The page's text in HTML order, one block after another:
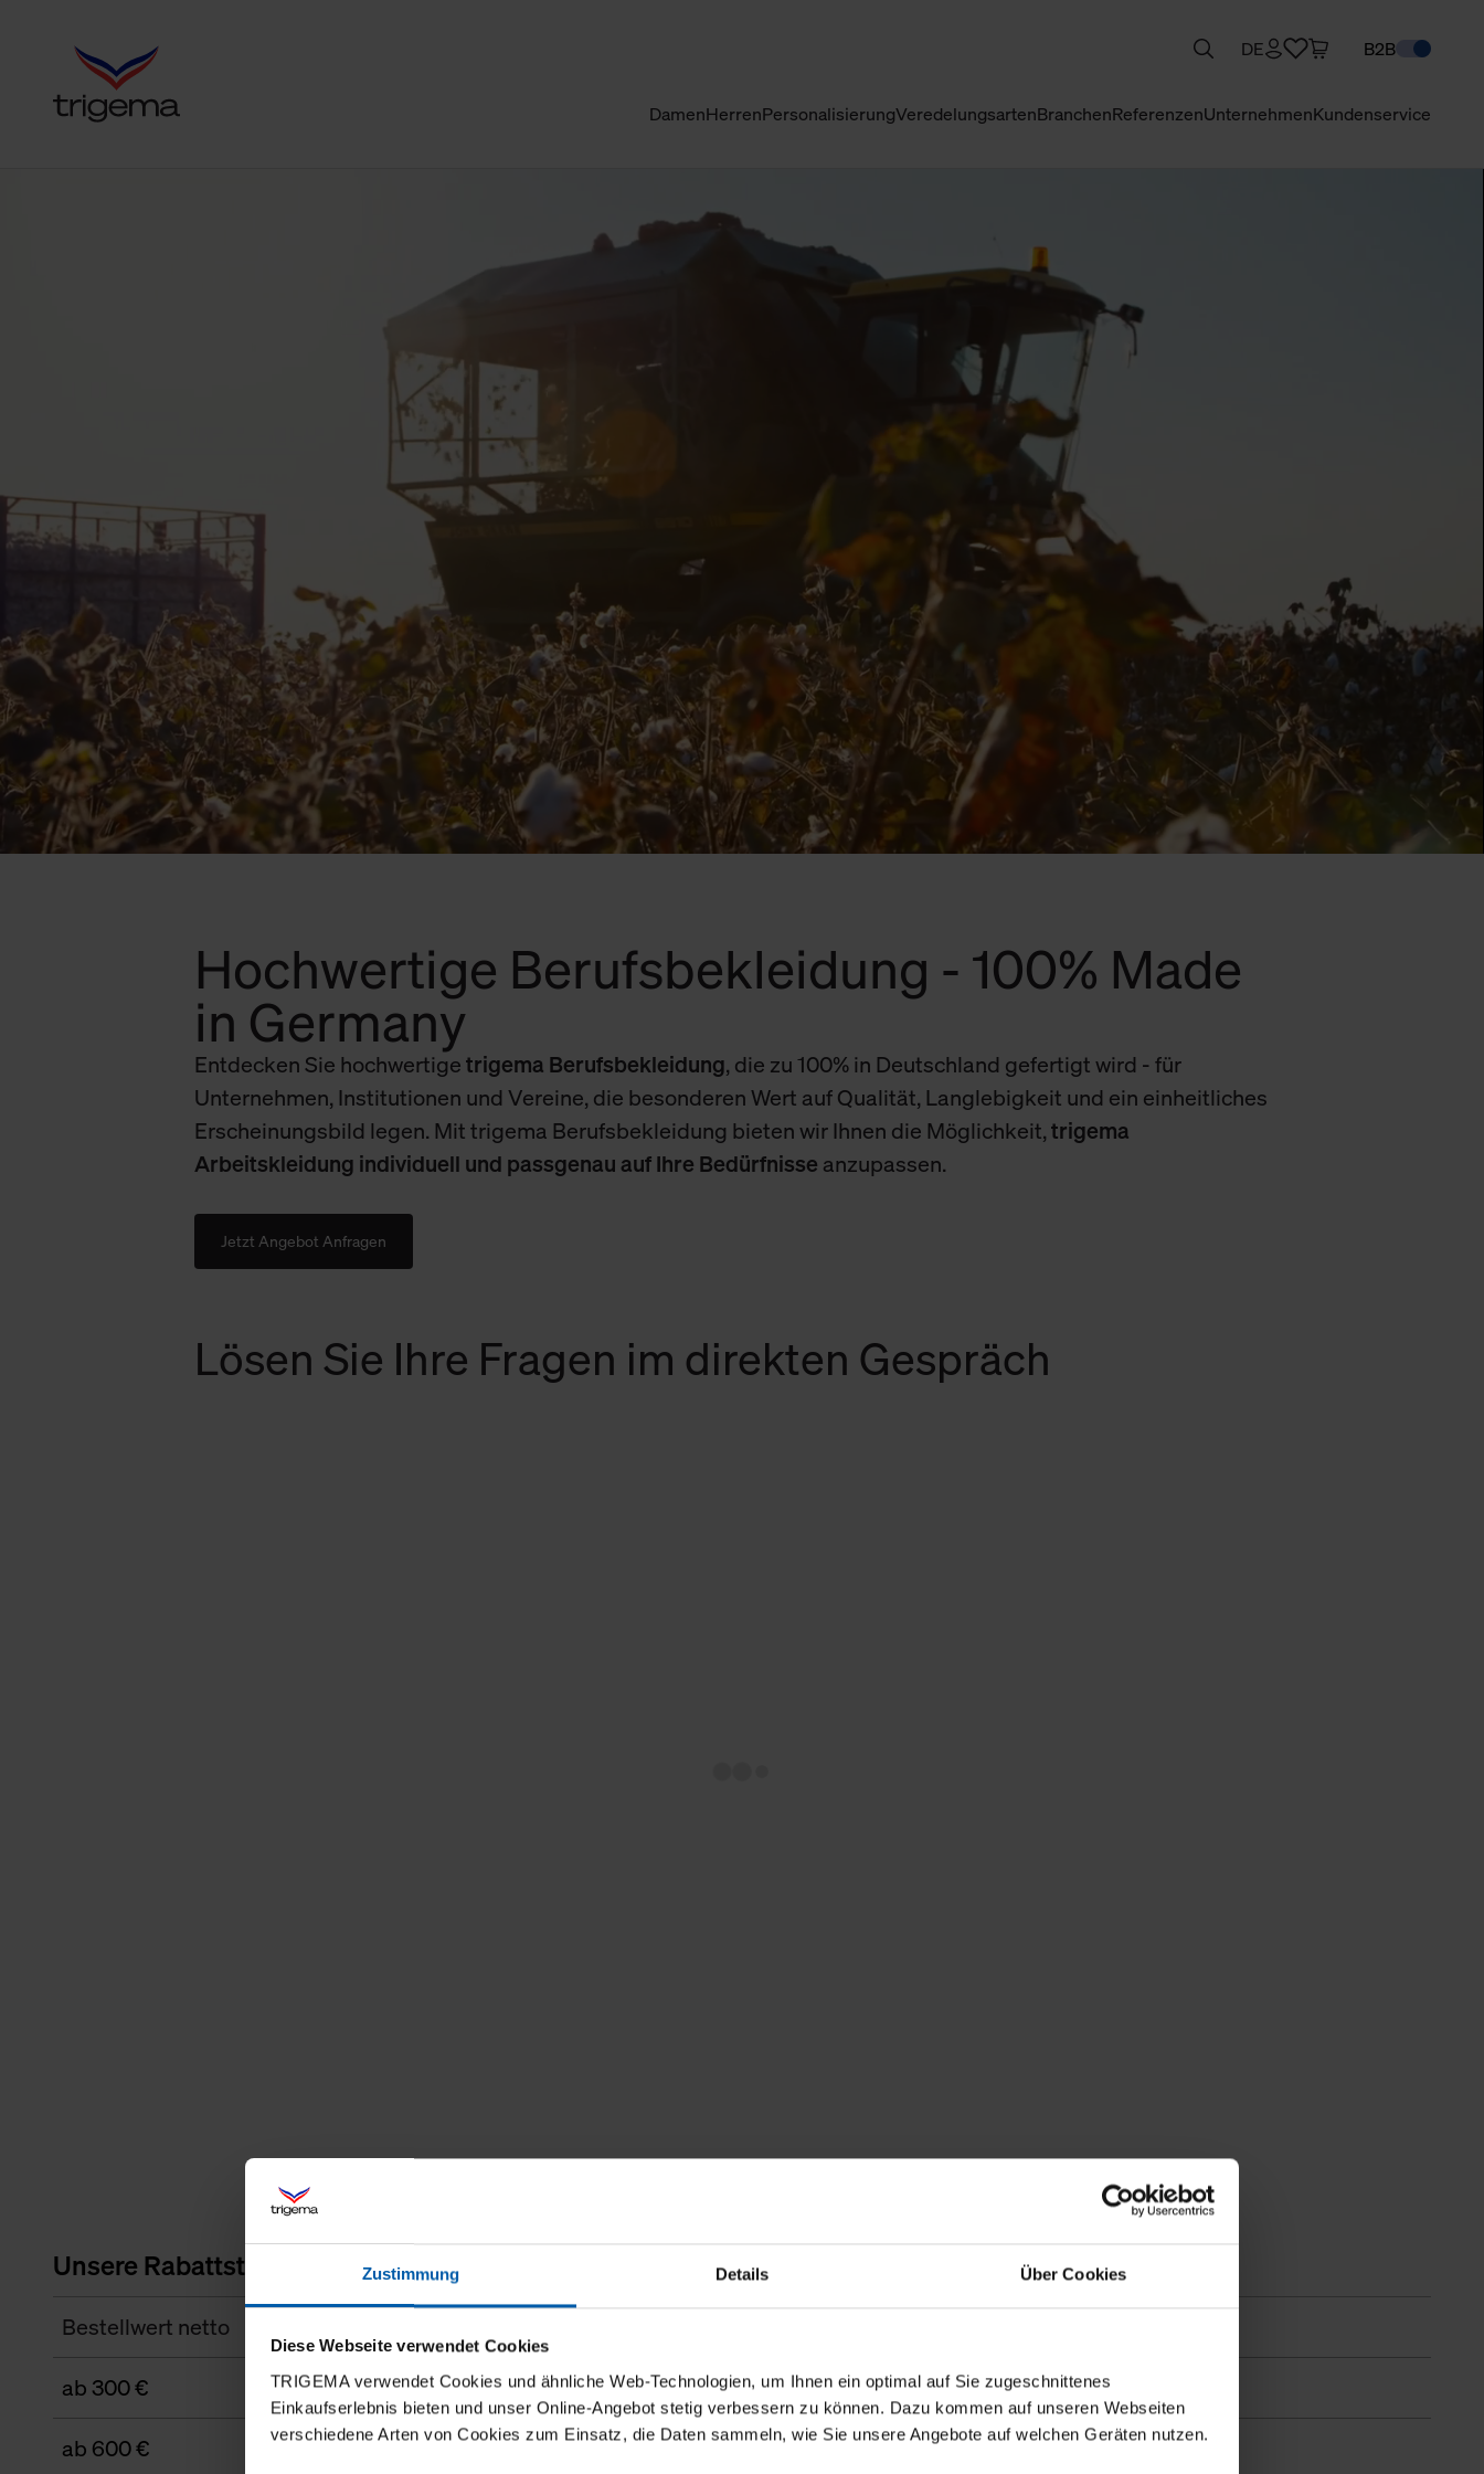
Zustimmung Details Über Cookies
Diese Webseite verwendet Cookies
TRIGEMA verwendet Cookies und ähnliche Web-Technologien, um Ihnen ein optimal auf Sie zugeschnittenes
Einkaufserlebnis bieten und unser Online-Angebot stetig verbessern zu können. Dazu kommen auf unseren Webseiten
verschiedene Arten von Cookies zum Einsatz, die Daten sammeln, wie Sie unsere Angebote auf welchen Geräten nutzen.
DamenHerrenPersonalisierungVeredelungsartenBranchenReferenzenUnternehmenKundenservice
DE B2B
Hochwertige Berufsbekleidung - 100% Made
in Germany
Entdecken Sie hochwertigetrigema Berufsbekleidung, die zu 100% in Deutschland gefertigt wird - für
Unternehmen, Institutionen und Vereine, die besonderen Wert auf Qualität, Langlebigkeit und ein einheitliches
Erscheinungsbild legen. Mit trigema Berufsbekleidung bieten wir Ihnen die Möglichkeit,trigema
Arbeitskleidung individuell und passgenau auf Ihre Bedürfnisse anzupassen.
Jetzt Angebot Anfragen
Lösen Sie Ihre Fragen im direkten Gespräch
Unsere Rabattstaffel
Bestellwert netto
ab 300 € 5 % Rabatt
ab 600 € 10 % Rabatt